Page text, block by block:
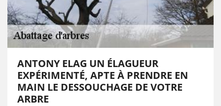
ANTONY ELAG UN ÉLAGUEUR
EXPÉRIMENTÉ, APTE À PRENDRE EN
MAIN LE DESSOUCHAGE DE VOTRE
ARBRE